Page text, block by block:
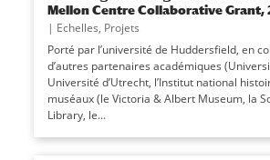
Mellon Centre Collaborative Grant,
| Echelles, Projets
Porté par l’université de Huddersfield, en
d’autres partenaires académiques
Université d’Utrecht, l’Institut national
muséaux (le Victoria & Albert Museum, la
Library, le...